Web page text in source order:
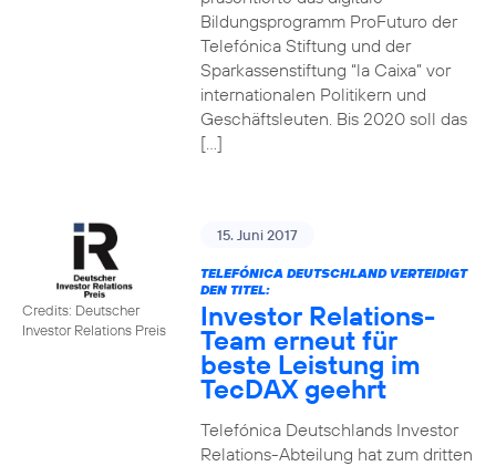
Bildungsprogramm ProFuturo der
Telefónica Stiftung und der
Sparkassenstiftung “la Caixa” vor
internationalen Politikern und
Geschäftsleuten. Bis 2020 soll das
[…]
Credits: Deutscher
Investor Relations Preis
15. Juni 2017
TELEFÓNICA DEUTSCHLAND VERTEIDIGT
DEN TITEL:
Investor Relations-
Team erneut für
beste Leistung im
TecDAX geehrt
Telefónica Deutschlands Investor
Relations-Abteilung hat zum dritten